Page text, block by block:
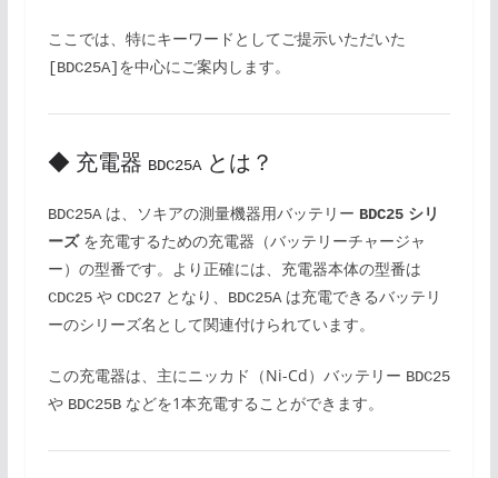
ここでは、特にキーワードとしてご提示いただいた
[BDC25A] を中心にご案内します。
◆ 充電器 BDC25Aとは？
BDC25Aは、ソキアの測量機器用バッテリー BDC25シリ
ーズを充電するための充電器（バッテリーチャージャ
ー）の型番です。より正確には、充電器本体の型番は
CDC25や CDC27となり、 BDC25Aは充電できるバッテリ
ーのシリーズ名として関連付けられています。
この充電器は、主にニッカド（Ni-Cd）バッテリー BDC25
や BDC25Bなどを1本充電することができます。